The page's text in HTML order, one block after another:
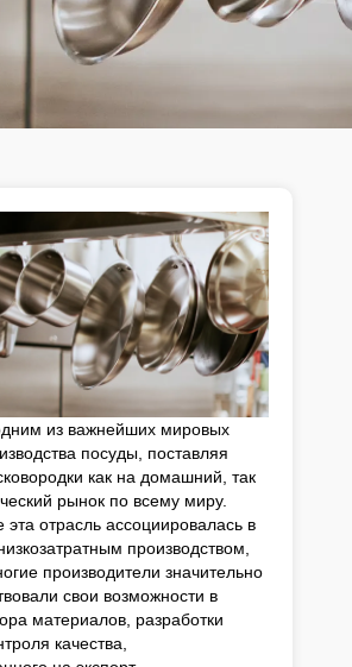
из важнейших мировых
посуды, поставляя
как на домашний, так
рынок по всему миру.
отрасль ассоциировалась в
производством,
производители значительно
свои возможности в
материалов, разработки
качества,